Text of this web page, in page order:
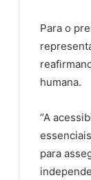
Para o
humana.
“A
para